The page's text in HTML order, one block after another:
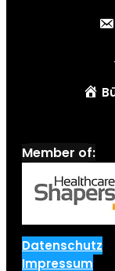
Member of:
Datenschutz
Impressum